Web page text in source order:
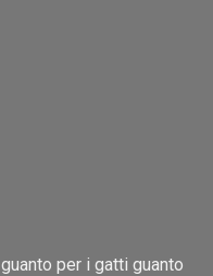
per i gatti guanto